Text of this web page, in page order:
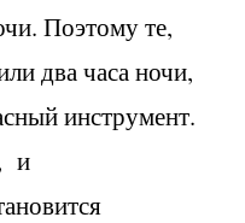
Поэтому те,
два часа ночи,
инструмент.
и